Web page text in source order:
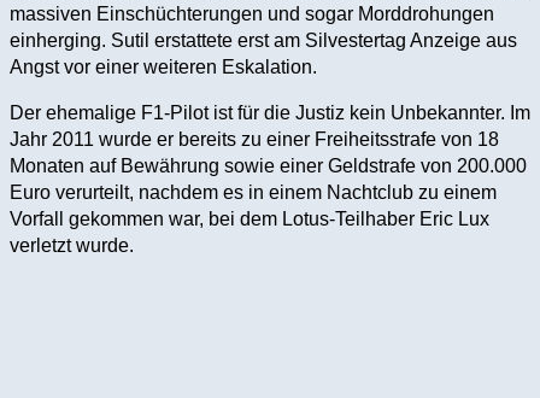
massiven Einschüchterungen und sogar Morddrohungen
einherging. Sutil erstattete erst am Silvestertag Anzeige aus
Angst vor einer weiteren Eskalation.
Der ehemalige F1-Pilot ist für die Justiz kein Unbekannter. Im
Jahr 2011 wurde er bereits zu einer Freiheitsstrafe von 18
Monaten auf Bewährung sowie einer Geldstrafe von 200.000
Euro verurteilt, nachdem es in einem Nachtclub zu einem
Vorfall gekommen war, bei dem Lotus-Teilhaber Eric Lux
verletzt wurde.